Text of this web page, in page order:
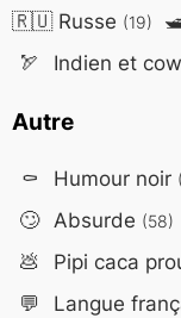
🇷🇺Russe (19)
🏹 Indien et
Autre
⚰️ Humour noir
🙄 Absurde (58)
💩 Pipi caca
💬 Langue